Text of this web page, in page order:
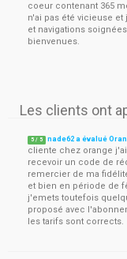
coeur contenant 365
n'ai pas été vicieuse
et navigations
bienvenues.
Les clients ont
5 / 5 nade62 a évalué
cliente chez orange
recevoir un code de
remercier de ma
et bien en période de
j'emets toutefois
proposé avec
les tarifs sont corrects.